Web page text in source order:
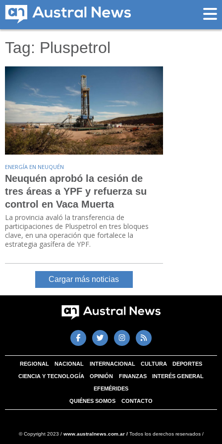
Tag: Pluspetrol
ENERGÍA EN NEUQUÉN
Neuquén aprobó la cesión de
tres áreas a YPF y refuerza su
control en Vaca Muerta
La provincia avaló la transferencia de
participaciones de Pluspetrol en tres bloques
clave, en una operación que fortalece la
estrategia gasífera de YPF.
Cargar más noticias
REGIONAL NACIONAL INTERNACIONAL CULTURA DEPORTES
CIENCIA Y TECNOLOGÍA OPINIÓN FINANZAS INTERÉS GENERAL
EFEMÉRIDES
QUIÉNES SOMOS CONTACTO
© Copyright 2023 / www.australnews.com.ar /Todos los derechos reservados /